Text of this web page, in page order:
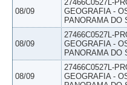
08/09
27466C0527L-
GEOGRAFIA -
PANORAMA DO
08/09
27466C0527L-
GEOGRAFIA -
PANORAMA DO
08/09
27466C0527L-
GEOGRAFIA -